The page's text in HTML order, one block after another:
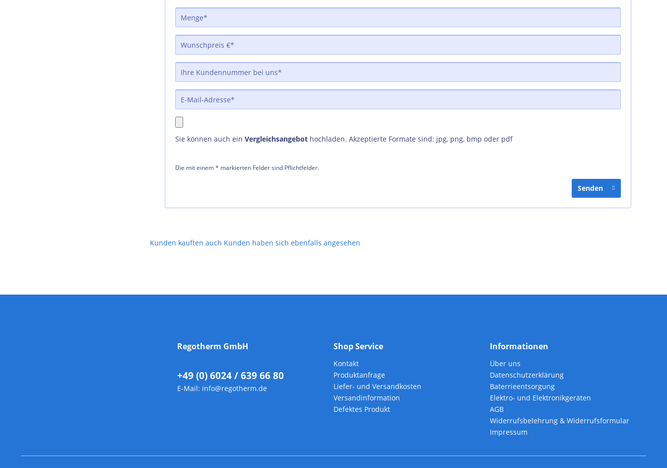
Sie können auch ein Vergleichsangebot hochladen. Akzeptierte Formate sind: jpg, png, bmp oder pdf
Die mit einem * markierten Felder sind Pflichtfelder.
Senden
Kunden kauften auch Kunden haben sich ebenfalls angesehen
Regotherm GmbH
+49 (0) 6024 / 639 66 80
E-Mail: info@regotherm.de
Shop Service
Kontakt
Produktanfrage
Liefer- und Versandkosten
Versandinformation
Defektes Produkt
Informationen
Über uns
Datenschutzerklärung
Baterrieentsorgung
Elektro- und Elektronikgeräten
AGB
Widerrufsbelehrung & Widerrufsformular
Impressum